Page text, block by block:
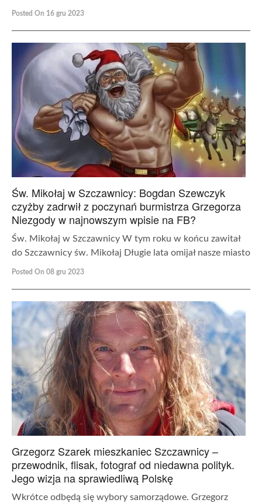
Posted On 16 gru 2023
Św. Mikołaj w Szczawnicy: Bogdan Szewczyk
czyżby zadrwił z poczynań burmistrza Grzegorza
Niezgody w najnowszym wpisie na FB?
Św. Mikołaj w Szczawnicy W tym roku w końcu zawitał
do Szczawnicy św. Mikołaj Długie lata omijał nasze miasto
Posted On 08 gru 2023
Grzegorz Szarek mieszkaniec Szczawnicy –
przewodnik, flisak, fotograf od niedawna polityk.
Jego wizja na sprawiedliwą Polskę
Wkrótce odbędą się wybory samorządowe. Grzegorz